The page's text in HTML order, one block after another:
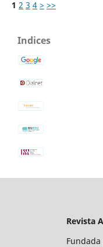
1 2 3 4 > >>
Indices
Revista